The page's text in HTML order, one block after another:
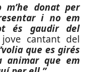
donat per
i no em
és gaudir del
cantant del
que es girés
animar que em